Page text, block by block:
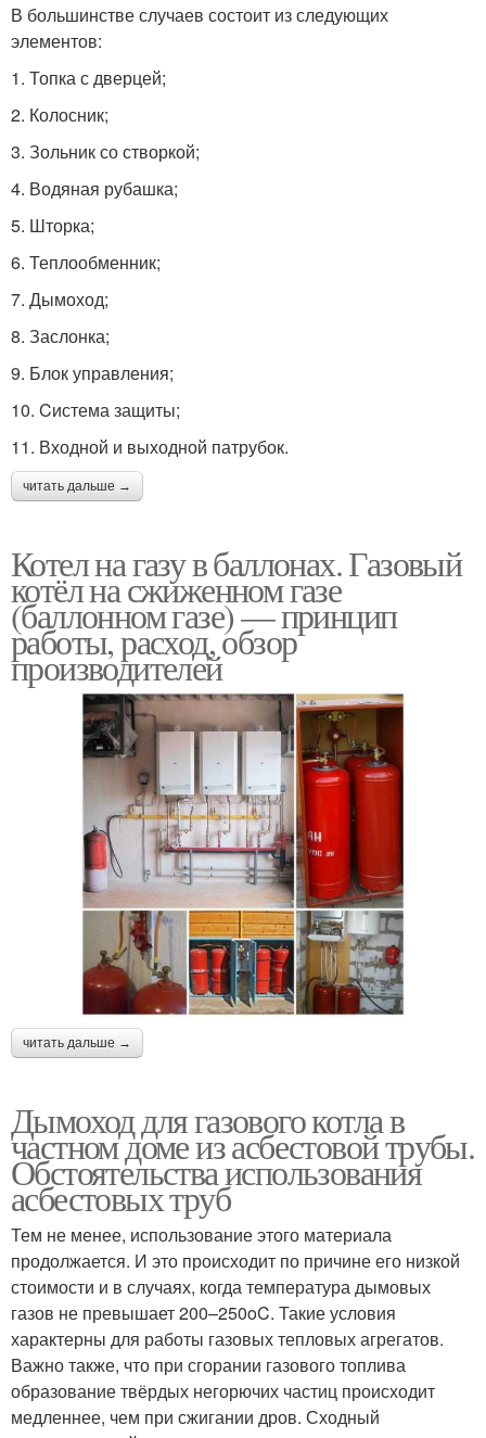
В большинстве случаев состоит из следующих
элементов:
1. Топка с дверцей;
2. Колосник;
3. Зольник со створкой;
4. Водяная рубашка;
5. Шторка;
6. Теплообменник;
7. Дымоход;
8. Заслонка;
9. Блок управления;
10. Cистема защиты;
11. Входной и выходной патрубок.
читать дальше →
Котел на газу в баллонах. Газовый
котёл на сжиженном газе
(баллонном газе) — принцип
работы, расход, обзор
производителей
читать дальше →
Дымоход для газового котла в
частном доме из асбестовой трубы.
Обстоятельства использования
асбестовых труб
Тем не менее, использование этого материала
продолжается. И это происходит по причине его низкой
стоимости и в случаях, когда температура дымовых
газов не превышает 200–250oC. Такие условия
характерны для работы газовых тепловых агрегатов.
Важно также, что при сгорании газового топлива
образование твёрдых негорючих частиц происходит
медленнее, чем при сжигании дров. Сходный